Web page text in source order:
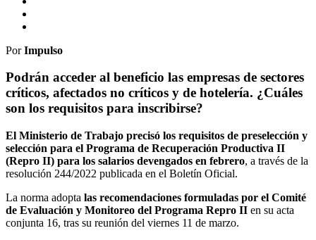
PorImpulso
Podrán acceder al beneficio las empresas de sectores
críticos, afectados no críticos y de hotelería. ¿Cuáles
son los requisitos para inscribirse?
El Ministerio de Trabajo precisó los requisitos de preselección y
selección para el Programa de Recuperación Productiva II
(Repro II) para los salarios devengados en febrero, a través de la
resolución 244/2022 publicada en el Boletín Oficial.
La norma adopta las recomendaciones formuladas por el Comité
de Evaluación y Monitoreo del Programa Repro II en su acta
conjunta 16, tras su reunión del viernes 11 de marzo.